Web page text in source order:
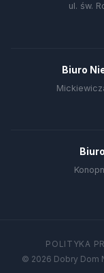
ul. św.
Biuro
POLITYKA
© 2026 Dobry Dom